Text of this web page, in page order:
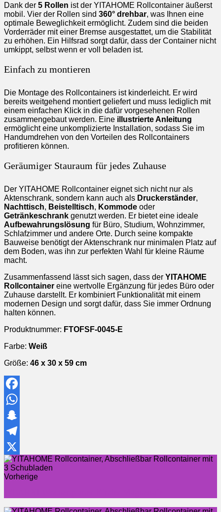
Dank der 5 Rollen ist der YITAHOME Rollcontainer äußerst
mobil. Vier der Rollen sind 360° drehbar, was Ihnen eine
optimale Beweglichkeit ermöglicht. Zudem sind die beiden
Vorderräder mit einer Bremse ausgestattet, um die Stabilität
zu erhöhen. Ein Hilfsrad sorgt dafür, dass der Container nicht
umkippt, selbst wenn er voll beladen ist.
Einfach zu montieren
Die Montage des Rollcontainers ist kinderleicht. Er wird
bereits weitgehend montiert geliefert und muss lediglich mit
einem einfachen Klick in die dafür vorgesehenen Rollen
zusammengebaut werden. Eine illustrierte Anleitung
ermöglicht eine unkomplizierte Installation, sodass Sie im
Handumdrehen von den Vorteilen des Rollcontainers
profitieren können.
Geräumiger Stauraum für jedes Zuhause
Der YITAHOME Rollcontainer eignet sich nicht nur als
Aktenschrank, sondern kann auch als Druckerständer,
Nachttisch, Beistelltisch, Kommode oder
Getränkeschrank genutzt werden. Er bietet eine ideale
Aufbewahrungslösung für Büro, Studium, Wohnzimmer,
Schlafzimmer und andere Orte. Durch seine kompakte
Bauweise benötigt der Aktenschrank nur minimalen Platz auf
dem Boden, was ihn zur perfekten Wahl für kleine Räume
macht.
Zusammenfassend lässt sich sagen, dass der YITAHOME
Rollcontainer eine wertvolle Ergänzung für jedes Büro oder
Zuhause darstellt. Er kombiniert Funktionalität mit einem
modernen Design und sorgt dafür, dass Sie immer Ordnung
halten können.
Produktnummer: FTOFSF-0045-E
Farbe: Weiß
Größe: 46 x 30 x 59 cm
Facebook
WhatsApp
Snapchat
Telegram
X
Vorherige